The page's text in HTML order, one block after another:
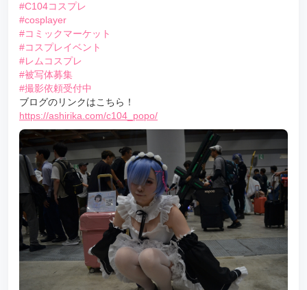
#C104コスプレ
#cosplayer
#コミックマーケット
#コスプレイベント
#レムコスプレ
#被写体募集
#撮影依頼受付中
ブログのリンクはこちら！
https://ashirika.com/c104_popo/